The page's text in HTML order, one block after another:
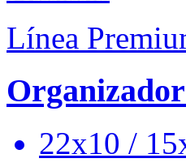
Línea
22x10 /